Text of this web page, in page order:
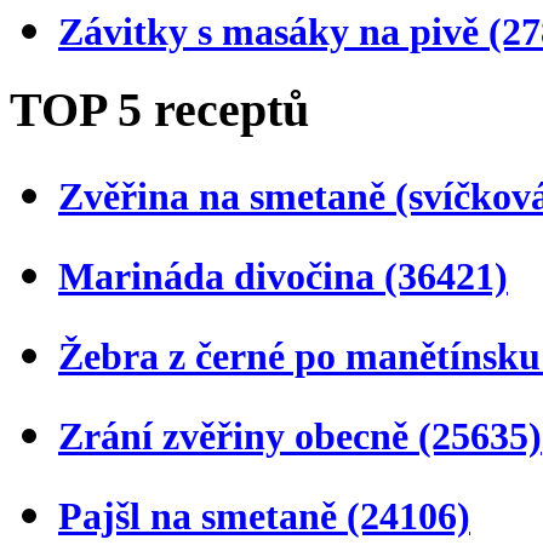
Závitky s masáky na pivě
TOP 5 receptů
Zvěřina na smetaně
Marináda divočina (36421)
Žebra z černé po
Zrání zvěřiny obecně (25635)
Pajšl na smetaně (24106)